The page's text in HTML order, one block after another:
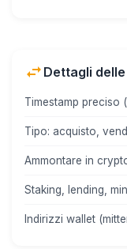
swap_horiz Dettagli
Timestamp preciso
Tipo: acquisto,
Ammontare in
Staking, lending,
Indirizzi wallet